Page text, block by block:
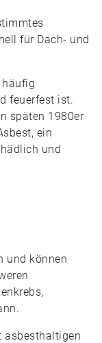
für Dach- und
häufig
feuerfest ist.
späten 1980er
ein
und
und können
asbesthaltigen